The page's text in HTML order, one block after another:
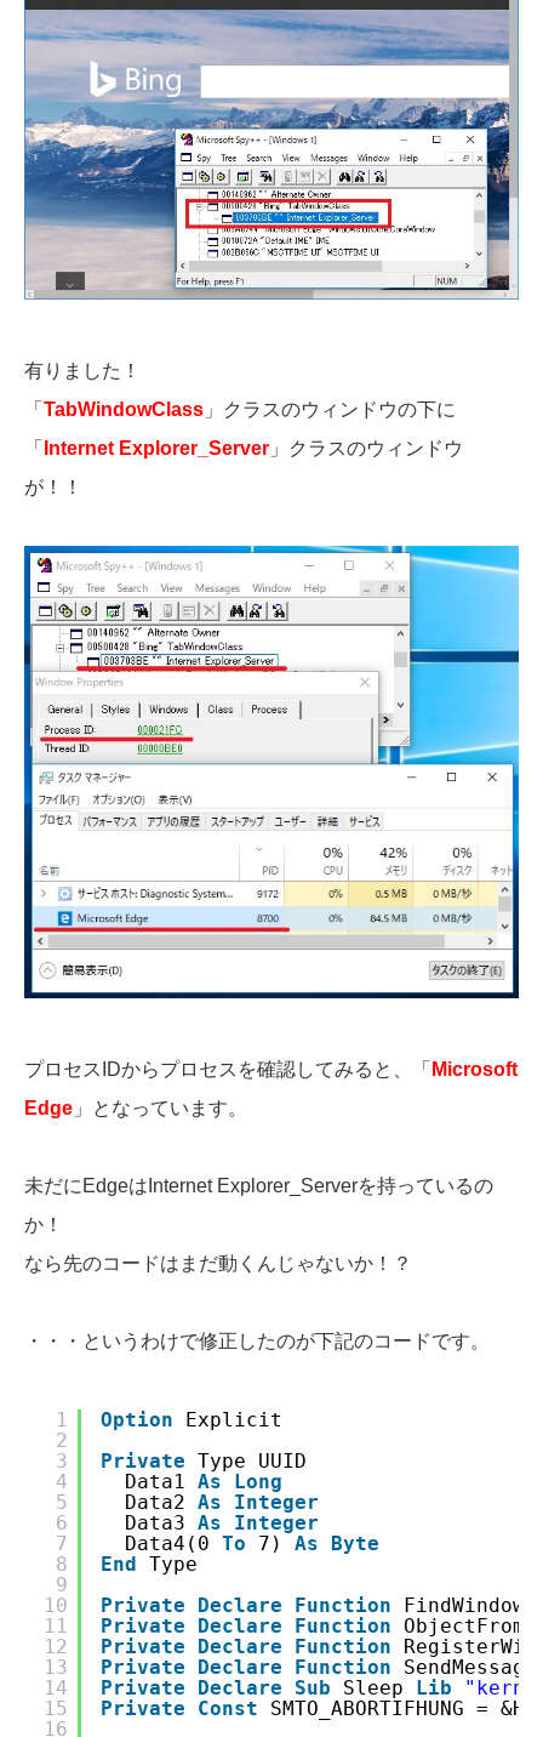
有りました！
「 TabWindowClass 」クラスのウィンドウの下に
「
Internet Explorer_Server 」クラスのウィンドウ
が！！
プロセスIDからプロセスを確認してみると、「 Microsoft
Edge 」となっています。
未だにEdgeはInternet Explorer_Serverを持っているの
か！
なら先のコードはまだ動くんじゃないか！？
・・・というわけで修正したのが下記のコードです。
1
2
3
4
5
6
7
8
9
10
11
12
13
14
15
16
Option
Explicit
Private Type UUID
Data1 As
Long
Data2 As
Integer
Data3 As
Integer
Data4(0 To 7) As
Byte
End
Type
Private
Declare Function
Private
Declare Function
Private
Declare Function
Private
Declare Function
Private
Declare Sub Sleep Lib
Private
Const
SMTO_ABORTIFHUNG = &H2